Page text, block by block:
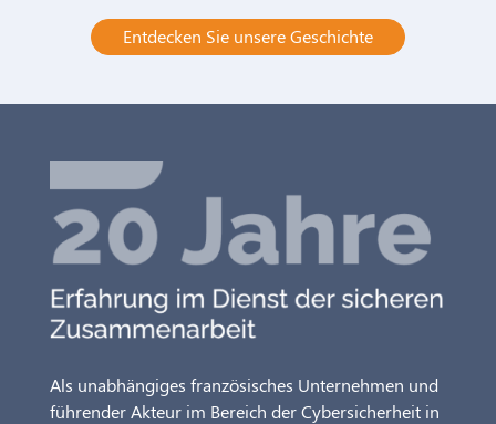
Entdecken Sie unsere Geschichte
Als unabhängiges französisches Unternehmen und
führender Akteur im Bereich der Cybersicherheit in